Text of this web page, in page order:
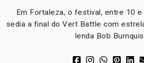
Em Fortaleza, o festival, entre 10
sedia a final do Vert Battle com
lenda Bob